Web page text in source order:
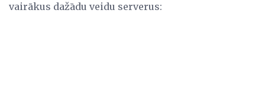
vairākus dažādu veidu serverus: